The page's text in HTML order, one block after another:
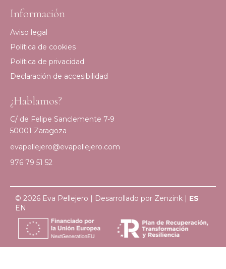
Información
Aviso legal
Política de cookies
Política de privacidad
Declaración de accesibilidad
¿Hablamos?
C/ de Felipe Sanclemente 7-9
50001 Zaragoza
evapellejero@evapellejero.com
976 79 51 52
© 2026 Eva Pellejero | Desarrollado por Zenzink | ES
EN